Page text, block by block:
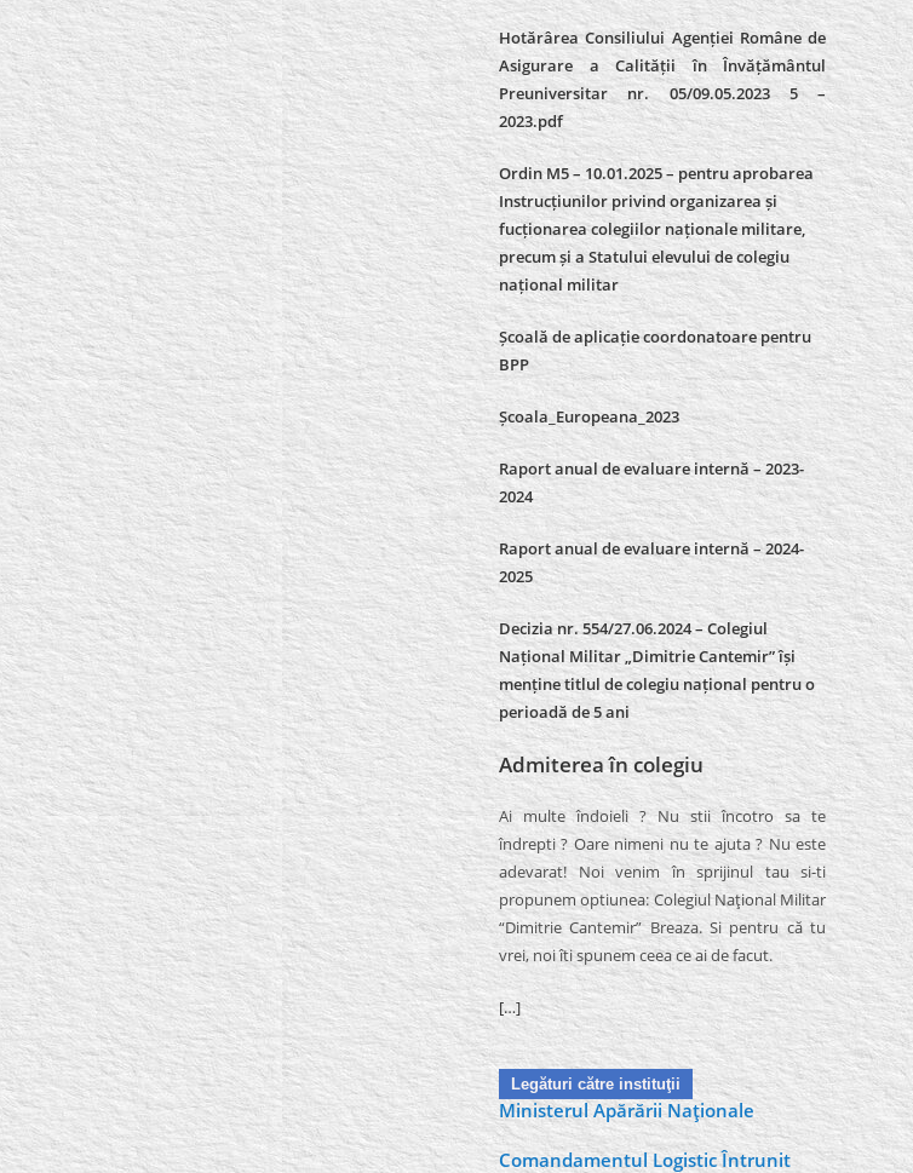
Hotărârea Consiliului Agenției Române de
Asigurare a Calității în Învățământul
Preuniversitar nr. 05/09.05.2023 5 –
2023.pdf
Ordin M5 – 10.01.2025 – pentru aprobarea
Instrucțiunilor privind organizarea și
fucționarea colegiilor naționale militare,
precum și a Statului elevului de colegiu
național militar
Școală de aplicație coordonatoare pentru
BPP
Școala_Europeana_2023
Raport anual de evaluare internă – 2023-
2024
Raport anual de evaluare internă –2024-
2025
Decizia nr. 554/27.06.2024 – Colegiul
Național Militar „Dimitrie Cantemir” își
menține titlul de colegiu național pentru o
perioadă de 5 ani
Admiterea în colegiu
Ai multe îndoieli ? Nu stii încotro sa te
îndrepti ? Oare nimeni nu te ajuta ? Nu este
adevarat! Noi venim în sprijinul tau si-ti
propunem optiunea: Colegiul Naţional Militar
“Dimitrie Cantemir” Breaza. Si pentru că tu
vrei, noi îti spunem ceea ce ai de facut.
[…]
Legături către instituţii
Ministerul Apărării Naţionale
Comandamentul Logistic Întrunit